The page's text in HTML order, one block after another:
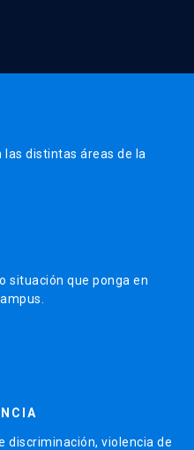
distintas áreas de la
situación que ponga en
discriminación, violencia de